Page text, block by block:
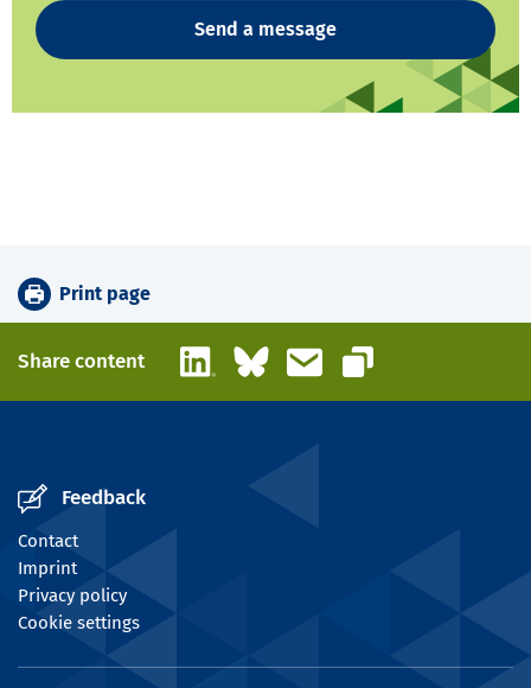
Send a message
Print page
Share content LinkedInBlueskyEmail
Copy link
Feedback
Contact
Imprint
Privacy policy
Cookie settings